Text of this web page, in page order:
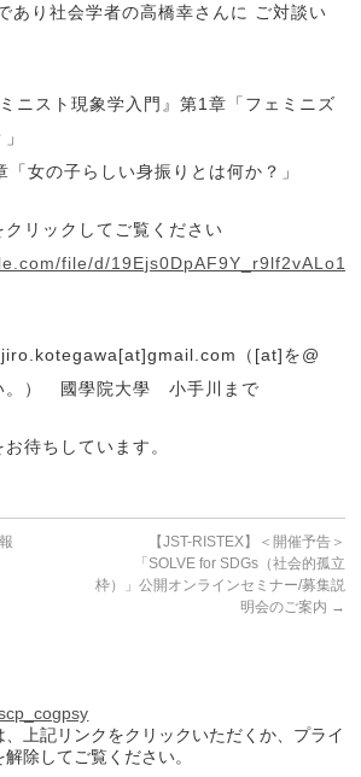
あり社会学者の高橋幸さんに ご対談い
ニスト現象学入門』第1章「フェミニズ
女の子らしい身振りとは何か？」
リックしてご覧ください
file/d/
（[at]を@
。） 國學院大學 小手川まで
待ちしています。
【JST-RISTEX】＜開催予告＞
「SOLVE for SDGs（社会的孤立
枠）」公開オンラインセミナー/募集説
明会のご案内 →
上記リンクをクリックいただくか、プライ
除してご覧ください。